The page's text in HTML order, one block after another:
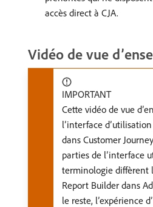
accès direct à CJA.
Vidéo de vue
IMPORTANT
Cette vidéo de vue
l’interface
dans Customer
parties de l’interface
terminologie diffèrent
Report Builder dans
le reste, l’expérience